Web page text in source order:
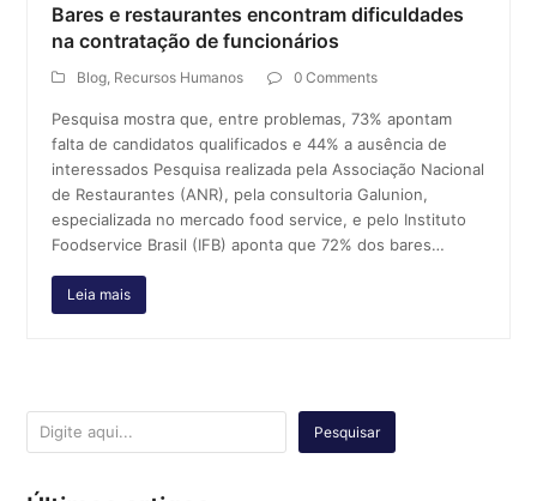
Bares e restaurantes encontram dificuldades
na contratação de funcionários
Blog Recursos Humanos 0 Comments
Pesquisa mostra que, entre problemas, 73% apontam
falta de candidatos qualificados e 44% a ausência de
interessados Pesquisa realizada pela Associação Nacional
de Restaurantes (ANR), pela consultoria Galunion,
especializada no mercado food service, e pelo Instituto
Foodservice Brasil (IFB) aponta que 72% dos bares…
Leia mais
Pesquisar